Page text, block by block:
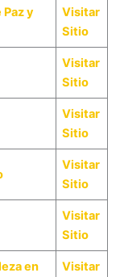
Paz y
Visitar
Sitio
Visitar
Sitio
Visitar
Sitio
Visitar
Sitio
Visitar
Sitio
en
Visitar